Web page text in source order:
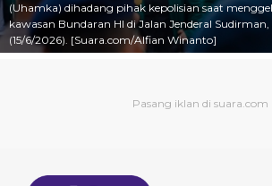
(Uhamka) dihadang pihak kepolisian saat
kawasan Bundaran HI di Jalan Jenderal Sudirman,
(15/6/2026). [Suara.com/Alfian Winanto]